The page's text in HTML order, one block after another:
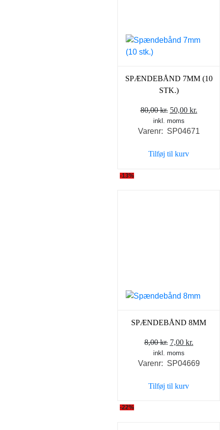
SPÆNDEBÅND 7MM (10
STK.)
80,00kr. Den
oprindelige
pris
80,00 kr..
50,00 kr.
pris
inkl. moms
Varenr: SP04671
Tilføj til kurv
-13%
SPÆNDEBÅND 8MM
8,00kr. Den
oprindelige
pris
8,00 kr..
7,00 kr.
pris
inkl. moms
Varenr: SP04669
Tilføj til kurv
-22%